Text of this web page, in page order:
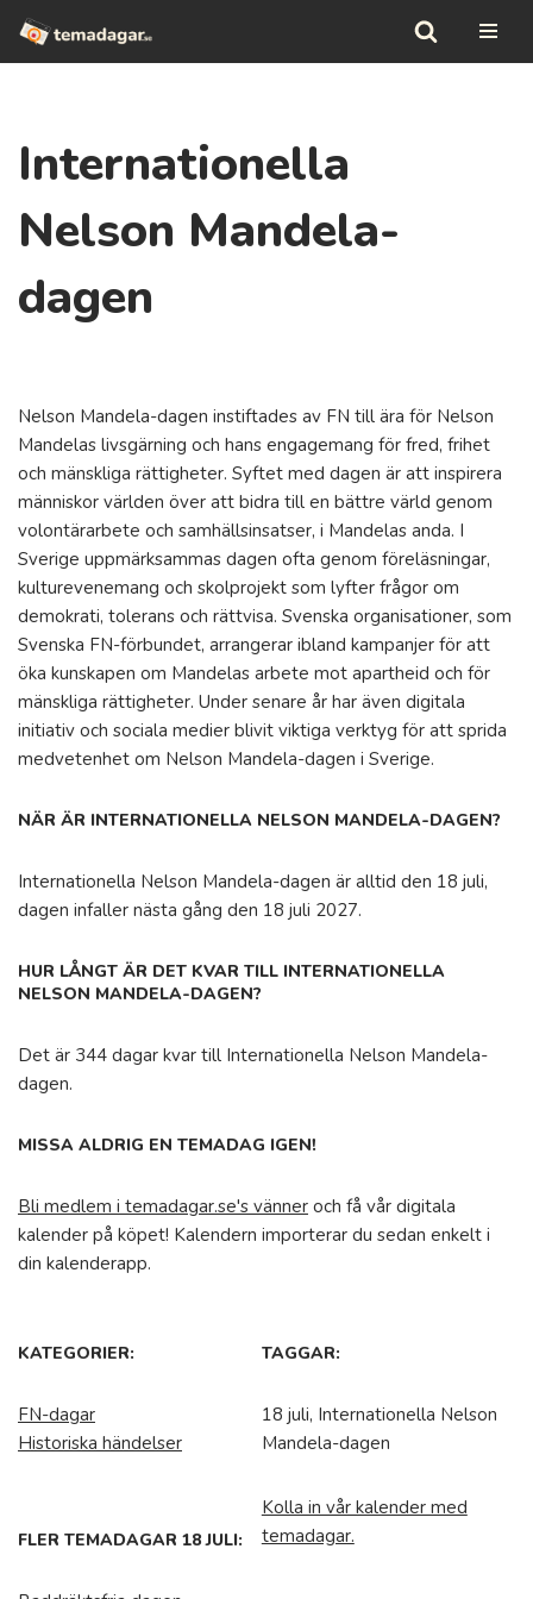
Hoppa
Internationella
Nelson Mandela-
dagen
Nelson Mandela-dagen instiftades av FN till ära för Nelson
Mandelas livsgärning och hans engagemang för fred, frihet
och mänskliga rättigheter. Syftet med dagen är att inspirera
människor världen över att bidra till en bättre värld genom
volontärarbete och samhällsinsatser, i Mandelas anda. I
Sverige uppmärksammas dagen ofta genom föreläsningar,
kulturevenemang och skolprojekt som lyfter frågor om
demokrati, tolerans och rättvisa. Svenska organisationer, som
Svenska FN-förbundet, arrangerar ibland kampanjer för att
öka kunskapen om Mandelas arbete mot apartheid och för
mänskliga rättigheter. Under senare år har även digitala
initiativ och sociala medier blivit viktiga verktyg för att sprida
medvetenhet om Nelson Mandela-dagen i Sverige.
NÄR ÄR INTERNATIONELLA NELSON MANDELA-DAGEN?
Internationella Nelson Mandela-dagen är alltid den 18 juli,
dagen infaller nästa gång den 18 juli 2027.
HUR LÅNGT ÄR DET KVAR TILL INTERNATIONELLA
NELSON MANDELA-DAGEN?
Det är 344 dagar kvar till Internationella Nelson Mandela-
dagen.
MISSA ALDRIG EN TEMADAG IGEN!
Bli medlem i temadagar.se's vänner och få vår digitala
kalender på köpet! Kalendern importerar du sedan enkelt i
din kalenderapp.
KATEGORIER:
FN-dagar
Historiska händelser
TAGGAR:
18 juli, Internationella Nelson
Mandela-dagen
FLER TEMADAGAR 18 JULI:
Kolla in vår kalender med
temadagar.